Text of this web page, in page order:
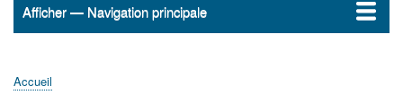
Navigation
Afficher — Navigation principale
Accueil
ActualitésMATh.en.JEANS ?
Régions et Ateliers
Créer, gérer un atelier
Sujets/Publications
Congrès
Accueil